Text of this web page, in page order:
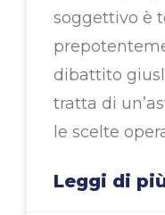
soggettivo è
dibattito
tratta di
le scelte
Leggi di